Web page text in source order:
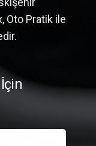
Oto Pratik ile